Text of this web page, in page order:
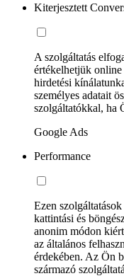
Kiterjesztett
A szolgáltatás
értékelhetjük
hirdetési
személyes adatait
szolgáltatókkal, ha
Google Ads
Performance
Ezen
kattintási és
anonim módon
az általános
érdekében. Az Ön
származó